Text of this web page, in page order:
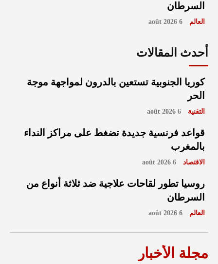
السرطان
العالم 6 août 2026
أحدث المقالات
كوريا الجنوبية تستعين بالدرون لمواجهة موجة
الحر
التقنية 6 août 2026
قواعد فرنسية جديدة تضغط على مراكز النداء
بالمغرب
الاقتصاد 6 août 2026
روسيا تطور لقاحات علاجية ضد ثلاثة أنواع من
السرطان
العالم 6 août 2026
مجلة الأخبار